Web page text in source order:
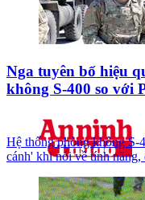
Nga tuyên bố hiệu
không S-400 so với
Hệ thống phòng không S-
cánh' khi nói về tính